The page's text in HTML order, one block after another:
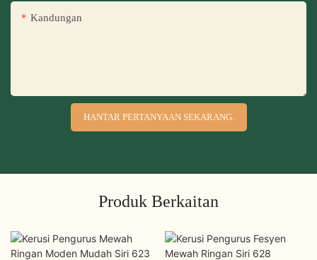
Kandungan
HANTAR PERTANYAAN SEKARANG.
Produk Berkaitan